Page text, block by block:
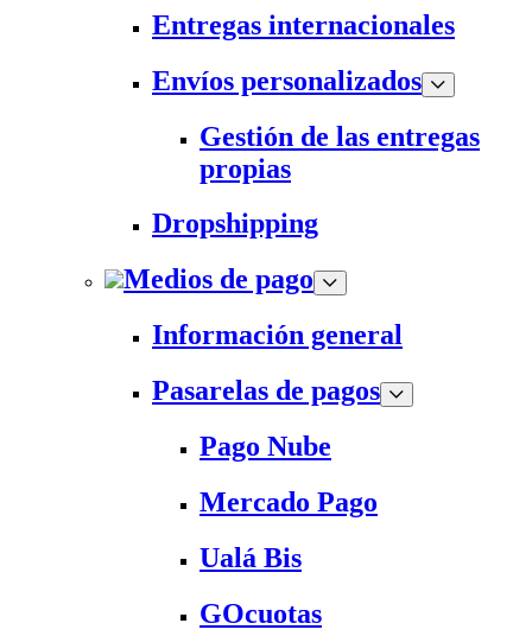
Entregas internacionales
Envíos personalizados
Gestión de las entregas
propias
Dropshipping
Medios de pago
Información general
Pasarelas de pagos
Pago Nube
Mercado Pago
Ualá Bis
GOcuotas